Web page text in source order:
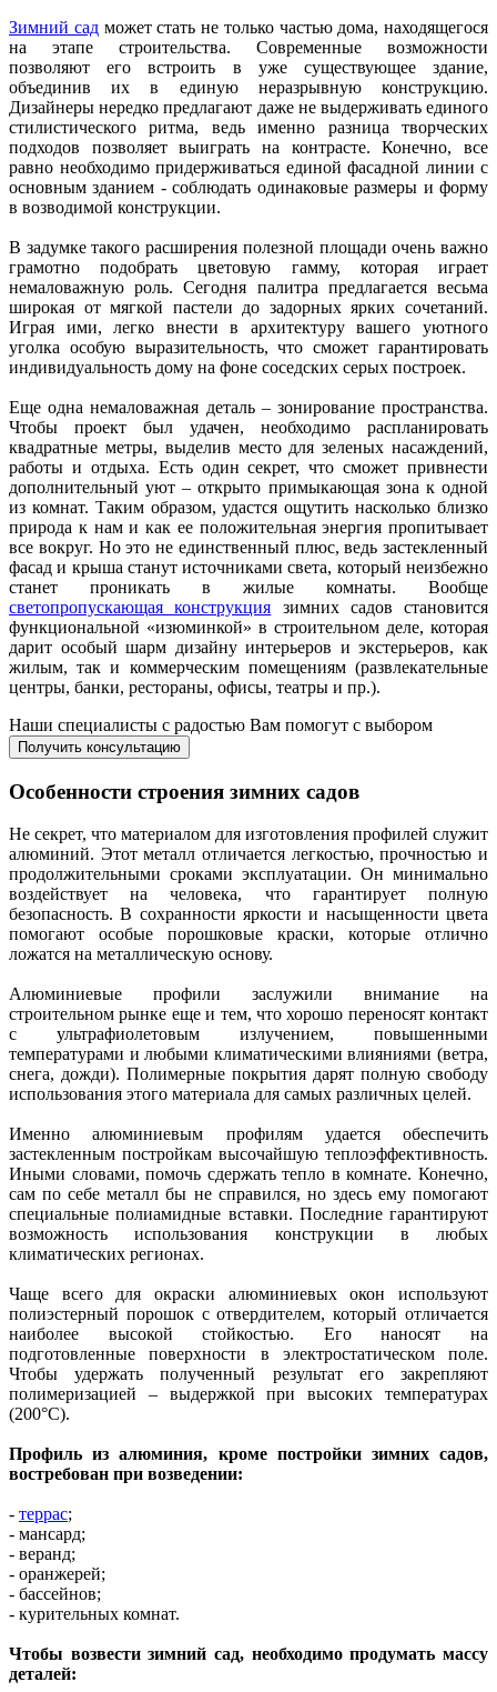
Зимний садможет стать не только частью дома, находящегося
на этапе строительства. Современные возможности
позволяют его встроить в уже существующее здание,
объединив их в единую неразрывную конструкцию.
Дизайнеры нередко предлагают даже не выдерживать единого
стилистического ритма, ведь именно разница творческих
подходов позволяет выиграть на контрасте. Конечно, все
равно необходимо придерживаться единой фасадной линии с
основным зданием - соблюдать одинаковые размеры и форму
в возводимой конструкции.
В задумке такого расширения полезной площади очень важно
грамотно подобрать цветовую гамму, которая играет
немаловажную роль. Сегодня палитра предлагается весьма
широкая от мягкой пастели до задорных ярких сочетаний.
Играя ими, легко внести в архитектуру вашего уютного
уголка особую выразительность, что сможет гарантировать
индивидуальность дому на фоне соседских серых построек.
Еще одна немаловажная деталь – зонирование пространства.
Чтобы проект был удачен, необходимо распланировать
квадратные метры, выделив место для зеленых насаждений,
работы и отдыха. Есть один секрет, что сможет привнести
дополнительный уют – открыто примыкающая зона к одной
из комнат. Таким образом, удастся ощутить насколько близко
природа к нам и как ее положительная энергия пропитывает
все вокруг. Но это не единственный плюс, ведь застекленный
фасад и крыша станут источниками света, который неизбежно
станет проникать в жилые комнаты. Вообще
светопропускающая конструкция зимних садов становится
функциональной «изюминкой» в строительном деле, которая
дарит особый шарм дизайну интерьеров и экстерьеров, как
жилым, так и коммерческим помещениям (развлекательные
центры, банки, рестораны, офисы, театры и пр.).
Наши специалисты с радостью Вам помогут с выбором
Получить консультацию
Особенности строения зимних садов
Не секрет, что материалом для изготовления профилей служит
алюминий. Этот металл отличается легкостью, прочностью и
продолжительными сроками эксплуатации. Он минимально
воздействует на человека, что гарантирует полную
безопасность. В сохранности яркости и насыщенности цвета
помогают особые порошковые краски, которые отлично
ложатся на металлическую основу.
Алюминиевые профили заслужили внимание на
строительном рынке еще и тем, что хорошо переносят контакт
с ультрафиолетовым излучением, повышенными
температурами и любыми климатическими влияниями (ветра,
снега, дожди). Полимерные покрытия дарят полную свободу
использования этого материала для самых различных целей.
Именно алюминиевым профилям удается обеспечить
застекленным постройкам высочайшую теплоэффективность.
Иными словами, помочь сдержать тепло в комнате. Конечно,
сам по себе металл бы не справился, но здесь ему помогают
специальные полиамидные вставки. Последние гарантируют
возможность использования конструкции в любых
климатических регионах.
Чаще всего для окраски алюминиевых окон используют
полиэстерный порошок с отвердителем, который отличается
наиболее высокой стойкостью. Его наносят на
подготовленные поверхности в электростатическом поле.
Чтобы удержать полученный результат его закрепляют
полимеризацией – выдержкой при высоких температурах
(200°C).
Профиль из алюминия, кроме постройки зимних садов,
востребован при возведении:
- террас;
- мансард;
- веранд;
- оранжерей;
- бассейнов;
- курительных комнат.
Чтобы возвести зимний сад, необходимо продумать массу
деталей: